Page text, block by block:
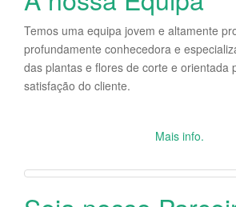
Temos uma equipa jovem e altamente
profundamente conhecedora e
das plantas e flores de corte e orientada
satisfação do cliente.
Mais info.